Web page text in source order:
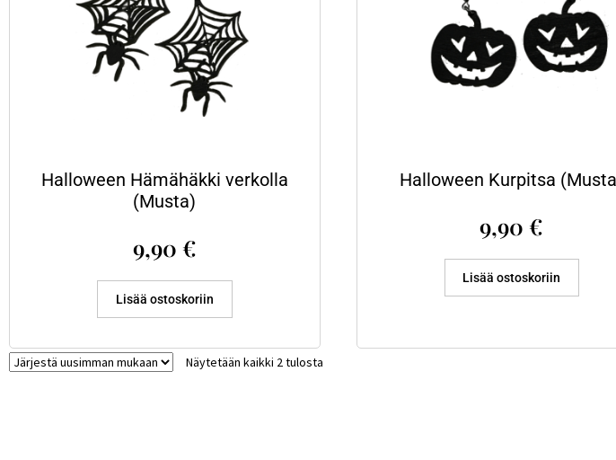
Halloween Hämähäkki verkolla
(Musta)
9,90 €
Lisää ostoskoriin
Halloween Kurpitsa
9,90€
Lisää ostoskoriin
Näytetään kaikki 2 tulosta